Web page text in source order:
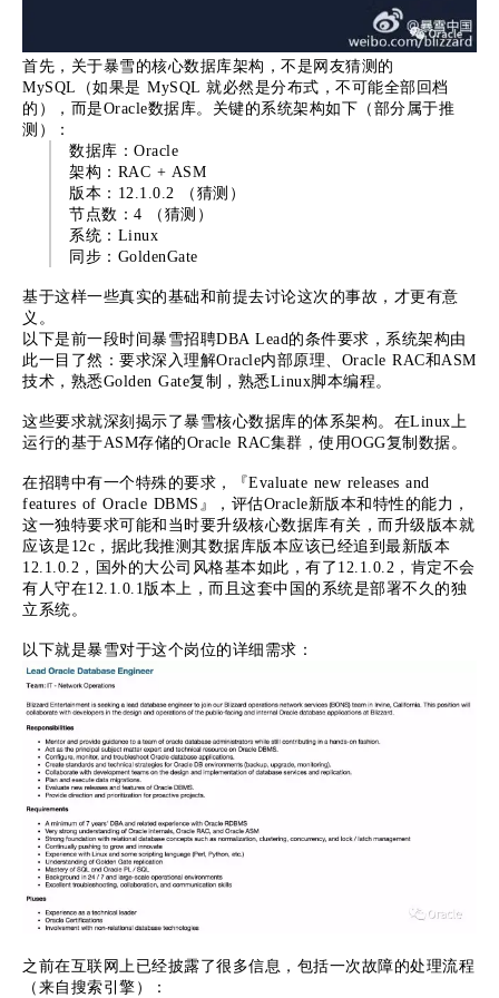
首先，关于暴雪的核心数据库架构，不是网友猜测的
MySQL（如果是 MySQL 就必然是分布式，不可能全部回档
的），而是Oracle数据库。关键的系统架构如下（部分属于推
测）：
数据库：Oracle
架构：RAC + ASM
版本：12.1.0.2 （猜测）
节点数：4 （猜测）
系统：Linux
同步：GoldenGate
基于这样一些真实的基础和前提去讨论这次的事故，才更有意
义。
以下是前一段时间暴雪招聘DBA Lead的条件要求，系统架构由
此一目了然：要求深入理解Oracle内部原理、Oracle RAC和ASM
技术，熟悉Golden Gate复制，熟悉Linux脚本编程。
这些要求就深刻揭示了暴雪核心数据库的体系架构。在Linux上
运行的基于ASM存储的Oracle RAC集群，使用OGG复制数据。
在招聘中有一个特殊的要求，『Evaluate new releases and
features of Oracle DBMS』，评估Oracle新版本和特性的能力，
这一独特要求可能和当时要升级核心数据库有关，而升级版本就
应该是12c，据此我推测其数据库版本应该已经追到最新版本
12.1.0.2，国外的大公司风格基本如此，有了12.1.0.2，肯定不会
有人守在12.1.0.1版本上，而且这套中国的系统是部署不久的独
立系统。
以下就是暴雪对于这个岗位的详细需求：
之前在互联网上已经披露了很多信息，包括一次故障的处理流程
（来自搜索引擎）：